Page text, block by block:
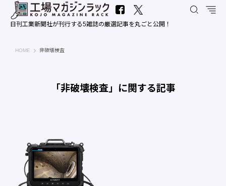
日刊工業新聞社が刊行する5雑誌の厳選記事を丸ごと公開！
HOME 工場マガジンラック｜日刊工業新聞社
非破壊検査
「非破壊検査」に関する記事